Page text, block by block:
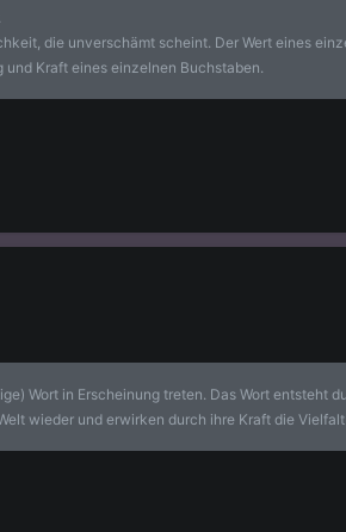
die unverschämt scheint. Der Wert eines
Kraft eines einzelnen Buchstaben.
Wort in Erscheinung treten. Das Wort entsteht
wieder und erwirken durch ihre Kraft die